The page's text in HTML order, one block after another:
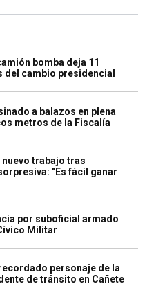
bomba deja 11
del cambio presidencial
a balazos en plena
metros de la Fiscalía
nuevo trabajo tras
"Es fácil ganar
por suboficial armado
Militar
personaje de la
de tránsito en Cañete